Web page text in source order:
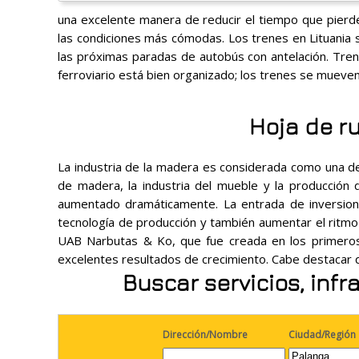
una excelente manera de reducir el tiempo que
las condiciones más cómodas. Los trenes en
las próximas paradas de autobús con antelación.
ferroviario está bien organizado; los trenes se
Hoja de
La industria de la madera es considerada como una
de madera, la industria del mueble y la
aumentado dramáticamente. La entrada de
tecnología de producción y también aumentar el
UAB Narbutas & Ko, que fue creada en los
excelentes resultados de crecimiento. Cabe
Buscar servicios,
Dirección/Nombre Ciudad/Región